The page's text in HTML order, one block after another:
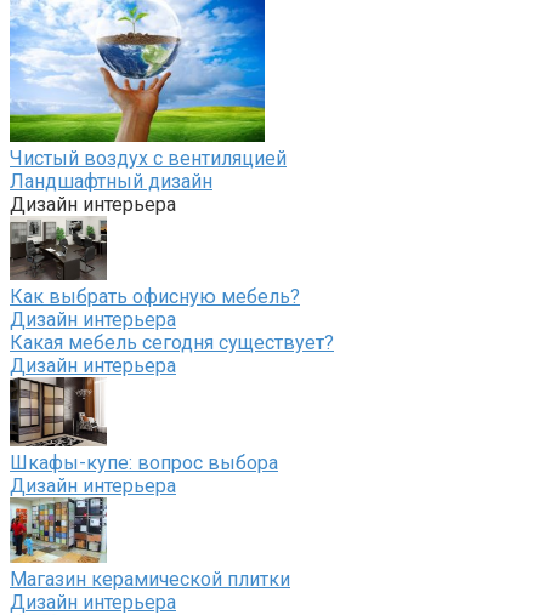
Чистый воздух с вентиляцией
Ландшафтный дизайн
Дизайн интерьера
Как выбрать офисную мебель?
Дизайн интерьера
Какая мебель сегодня существует?
Дизайн интерьера
Шкафы-купе: вопрос выбора
Дизайн интерьера
Магазин керамической плитки
Дизайн интерьера